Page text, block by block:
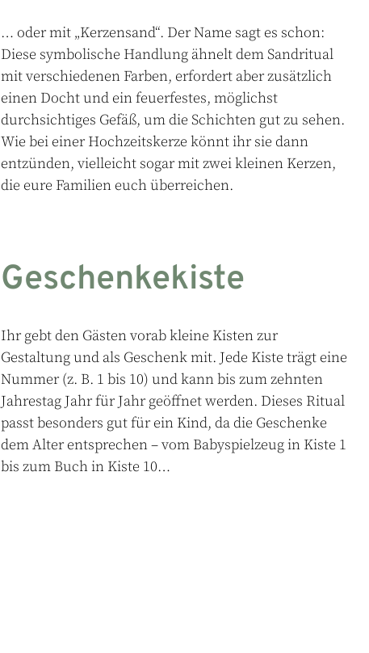
… oder mit „Kerzensand“. Der Name sagt es schon:
Diese symbolische Handlung ähnelt dem Sandritual
mit verschiedenen Farben, erfordert aber zusätzlich
einen Docht und ein feuerfestes, möglichst
durchsichtiges Gefäß, um die Schichten gut zu sehen.
Wie bei einer Hochzeitskerze könnt ihr sie dann
entzünden, vielleicht sogar mit zwei kleinen Kerzen,
die eure Familien euch überreichen.
Geschenkekiste
Ihr gebt den Gästenvorabkleine Kistenzur
Gestaltungund als Geschenkmit. Jede Kisteträgt eine
Nummer (z. B. 1 bis 10) undkannbis zumzehnten
Jahrestag Jahrfür Jahr geöffnetwerden. Dieses Ritual
passtbesonders gutfür ein Kind, da die Geschenke
demAlter entsprechen–vom Babyspielzeugin Kiste 1
bis zum Buchin Kiste 10…